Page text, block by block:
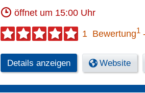
öffnet um 15:00 Uhr
1 Bewertung1
Details anzeigen Website